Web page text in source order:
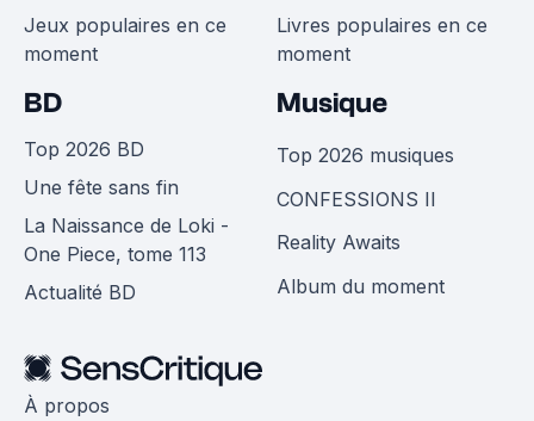
Jeux populaires en ce
moment
Livres populaires en ce
moment
BD
Top 2026 BD
Une fête sans fin
La Naissance de Loki -
One Piece, tome 113
Actualité BD
Musique
Top 2026 musiques
CONFESSIONS II
Reality Awaits
Album du moment
À propos